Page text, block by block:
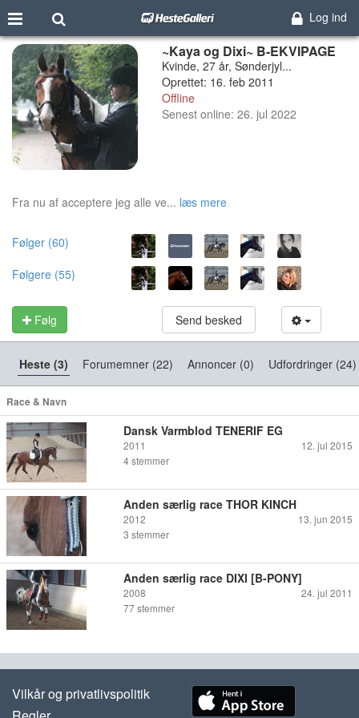
Log ind
~Kaya og Dixi~ B-EKVIPAGE
Kvinde, 27 år, Sønderjyl...
Oprettet: 16. feb 2011
Offline
Senest online: 26. jul 2022
Fra nu af acceptere jeg alle ve... læs mere
Følger (60)
Følgere (55)
Følg Send besked
Heste (3) Forumemner (22) Annoncer (0) Udfordringer (24)
Race & Navn
Dansk Varmblod TENERIF EG
2011
12. jul 2015
4 stemmer
Anden særlig race THOR KINCH
2012
13. jun 2015
3 stemmer
Anden særlig race DIXI [B-PONY]
2008
24. jul 2011
77 stemmer
Vilkår og privatlivspolitik